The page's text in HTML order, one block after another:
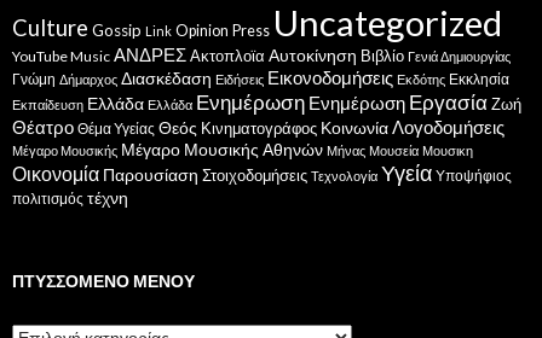
Culture Gossip Link Opinion Press Uncategorized
YouTube Music ΑΝΔΡΕΣΑκτοπλοϊα Αυτοκίνηση Βιβλίο Γενιά Δημιουργίας
Γνώμη Δήμαρχος Διασκέδαση Ειδήσεις Εικονοδομήσεις Εκδότης Εκκλησία
Εκπαίδευση Ελλάδα Ελλάδα Ενημέρωση Ενημέρωση ΕργασίαΖωή
Θέατρο Θέμα Υγείας Θεός Κινηματογράφος ΚοινωνίαΛογοδομήσεις
Μέγαρο Μουσικής Μέγαρο Μουσικής Αθηνών Μήνας Μουσεία Μουσικη
Οικονομία Παρουσίαση Στοιχοδομήσεις Τεχνολογία Υγεία Υποψήφιος
πολιτισμός τέχνη
ΠΤΥΣΣΌΜΕΝΟ ΜΕΝΟΎ